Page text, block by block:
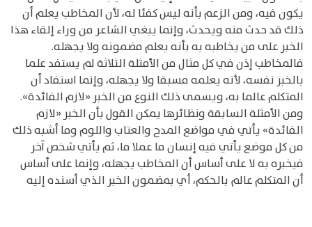
يكون فيه، ومن الزعم بأنه ليس كفئا له، لأن المخاطب يعلم أن
ذلك قد حدث منه ويحدث، وإنما يبغي الشاعر من وراء إلقاء هذا
الخبر على من يخاطبه به بأنه يعلم مضمونه ولا يجهله.
فالمخاطب إذن في كل مثال من الأمثلة الثلاثة لم يستفد علما
بالخبر نفسه، لأنه يعلمه مسبقا ولا يجهله، وإنما استفاد أن
المتكلم عالما به، ويسمى ذلك النوع من الخبر «لازم الفائدة».
ومن الأمثلة السابقة ونظائرها يمكن القول بأن الخبر «لازم
الفائدة» يأتي في مواضع المدح والعتاب واللوم وما أشبه ذلك
من كل موضع يأتي فيه إنسان ما عملا ما، ثم يأتي شخص آخر
فيخبره به لا على أساس أن المخاطب يجهله، وإنما على أساس
أن المتكلم عالم بالحكم، أي بمضمون الخبر الذي أسنده إليه